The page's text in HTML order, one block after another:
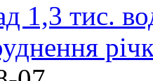
1,3 тис.